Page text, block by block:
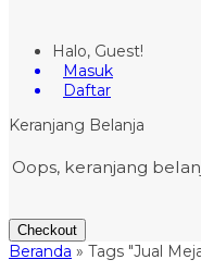
Halo, Guest!
Masuk
Daftar
Keranjang Belanja
Oops, keranjang
Checkout
Beranda » Tags "Jual